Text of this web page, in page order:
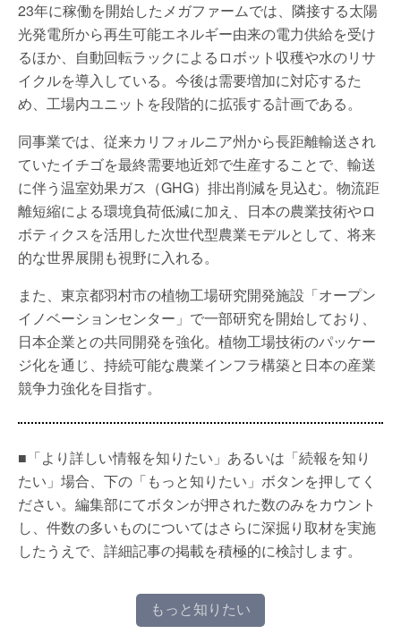
23年に稼働を開始したメガファームでは、隣接する太陽
光発電所から再生可能エネルギー由来の電力供給を受け
るほか、自動回転ラックによるロボット収穫や水のリサ
イクルを導入している。今後は需要増加に対応するた
め、工場内ユニットを段階的に拡張する計画である。
同事業では、従来カリフォルニア州から長距離輸送され
ていたイチゴを最終需要地近郊で生産することで、輸送
に伴う温室効果ガス（GHG）排出削減を見込む。物流距
離短縮による環境負荷低減に加え、日本の農業技術やロ
ボティクスを活用した次世代型農業モデルとして、将来
的な世界展開も視野に入れる。
また、東京都羽村市の植物工場研究開発施設「オープン
イノベーションセンター」で一部研究を開始しており、
日本企業との共同開発を強化。植物工場技術のパッケー
ジ化を通じ、持続可能な農業インフラ構築と日本の産業
競争力強化を目指す。
■「より詳しい情報を知りたい」あるいは「続報を知り
たい」場合、下の「もっと知りたい」ボタンを押してく
ださい。編集部にてボタンが押された数のみをカウント
し、件数の多いものについてはさらに深掘り取材を実施
したうえで、詳細記事の掲載を積極的に検討します。
もっと知りたい